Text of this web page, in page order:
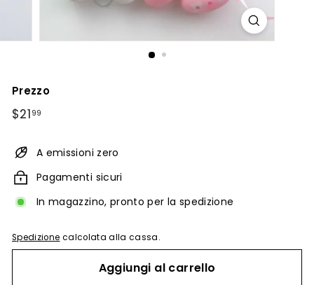
Prezzo
Prezzo
$21 99
A emissioni zero
Pagamenti sicuri
In magazzino, pronto per la spedizione
Spedizione calcolata alla cassa.
Aggiungi al carrello